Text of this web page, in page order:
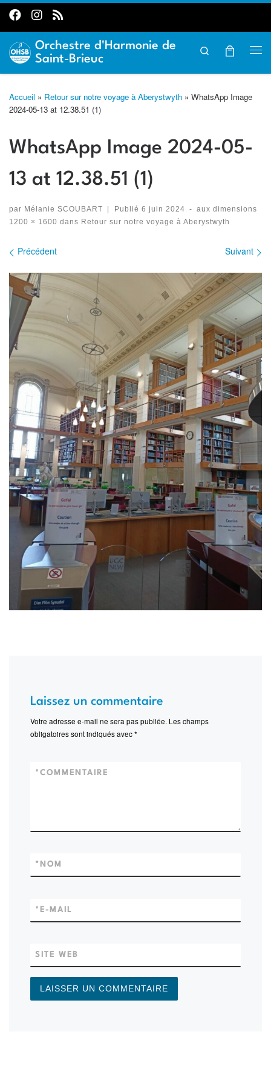
Passer au contenu
Orchestre d'Harmonie de
Saint-Brieuc
Search
Accueil » Retour sur notre voyage à Aberystwyth » WhatsApp Image
2024-05-13 at 12.38.51 (1)
WhatsApp Image 2024-05-
13 at 12.38.51 (1)
par Mélanie SCOUBART Publié 6 juin 2024 -
aux dimensions
1200 × 1600 dans Retour sur notre voyage à Aberystwyth
Navigation des images
Précédent Suivant
Laissez un commentaire
Votre adresse e-mail ne sera pas publiée. Les champs
obligatoires sont indiqués avec*
COMMENTAIRE
*
NOM
*
E-MAIL
*
SITE WEB